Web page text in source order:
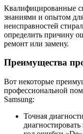
Квалифицированные
знаниями и опытом
неисправностей
определить причину
ремонт или замену.
Преимущества
Вот некоторые
профессиональной
Samsung:
Точная